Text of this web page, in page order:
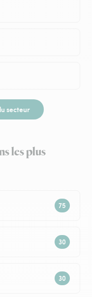
secteur
les plus